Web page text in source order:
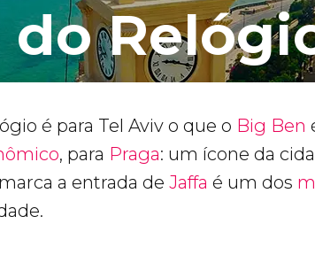
do
é para Tel Aviv o que o Big Ben
, para Praga: um ícone da
a entrada de Jaffa é um dos